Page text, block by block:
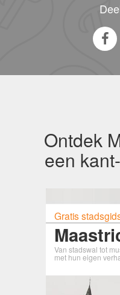
Ontdek
een
Gratis
Van stadswal tot
met hun eigen